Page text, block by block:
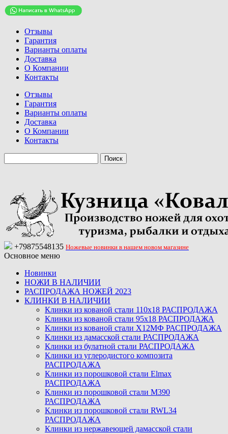
Отзывы
Гарантия
Варианты оплаты
Доставка
О Компании
Контакты
Отзывы
Гарантия
Варианты оплаты
Доставка
О Компании
Контакты
+79875548135 Ножевые новинки в нашем новом магазине
Основное меню
Новинки
НОЖИ В НАЛИЧИИ
РАСПРОДАЖА НОЖЕЙ 2023
КЛИНКИ В НАЛИЧИИ
Клинки из кованой стали 110х18 РАСПРОДАЖА
Клинки из кованой стали 95х18 РАСПРОДАЖА
Клинки из кованой стали Х12МФ РАСПРОДАЖА
Клинки из дамасской стали РАСПРОДАЖА
Клинки из булатной стали РАСПРОДАЖА
Клинки из углеродистого композита
РАСПРОДАЖА
Клинки из порошковой стали Elmax
РАСПРОДАЖА
Клинки из порошковой стали M390
РАСПРОДАЖА
Клинки из порошковой стали RWL34
РАСПРОДАЖА
Клинки из нержавеющей дамасской стали